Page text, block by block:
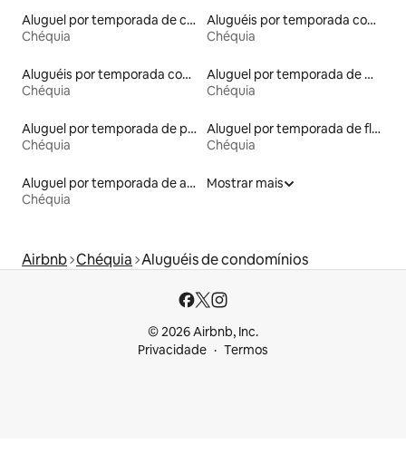
Aluguel por temporada de casas arredondadas
Chéquia
Aluguéis por temporada com acesso à praia
Chéquia
Aluguéis por temporada com cama de altura acessível
Chéquia
Aluguel por temporada de microcasas
Chéquia
Aluguel por temporada de pensões coreanas
Chéquia
Aluguel por temporada de flats
Chéquia
Aluguel por temporada de apart-hotéis
Chéquia
Mostrar mais
Airbnb Chéquia Aluguéis de condomínios
© 2026 Airbnb, Inc.
Privacidade
Termos